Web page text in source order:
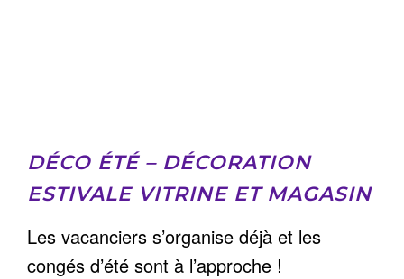
DÉCO ÉTÉ – DÉCORATION
ESTIVALE VITRINE ET MAGASIN
Les vacanciers s’organise déjà et les
congés d’été sont à l’approche !